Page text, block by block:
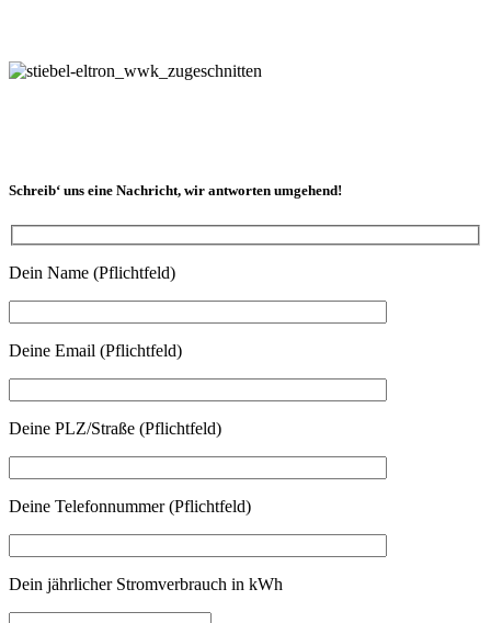
Schreib‘ uns eine Nachricht, wir antworten umgehend!
Dein Name (Pflichtfeld)
Deine Email (Pflichtfeld)
Deine PLZ/Straße (Pflichtfeld)
Deine Telefonnummer (Pflichtfeld)
Dein jährlicher Stromverbrauch in kWh